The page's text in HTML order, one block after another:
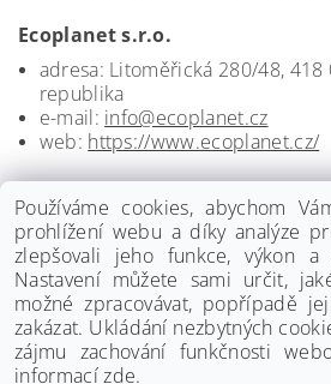
Ecoplanet s.r.o.
adresa: Litoměřická 280/48, 418
republika
e-mail: info@ecoplanet.cz
web: https://www.ecoplanet.cz/
Používáme cookies, abychom
prohlížení webu a díky analýze
zlepšovali jeho funkce, výkon a
Nastavení můžete sami určit,
možné zpracovávat, popřípadě
zakázat. Ukládání nezbytných
zájmu zachování funkčnosti
informacízde.